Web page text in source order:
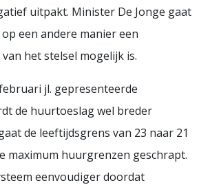
uitpakt. Minister De Jonge gaat
een andere manier een
het stelsel mogelijk is.
jl. gepresenteerde
de huurtoeslag wel breder
de leeftijdsgrens van 23 naar 21
maximum huurgrenzen geschrapt.
eenvoudiger doordat